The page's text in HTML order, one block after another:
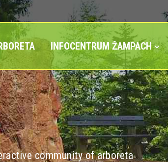
INFOCENTRUM ŽAMPACH
community of arboreta